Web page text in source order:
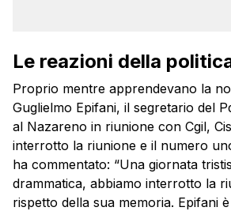
Le reazioni della
Proprio mentre apprendevano la
Guglielmo Epifani, il segretario del
al Nazareno in riunione con Cgil,
interrotto la riunione e il numero
ha commentato: “Una giornata
drammatica, abbiamo interrotto la
rispetto della sua memoria. Epifani